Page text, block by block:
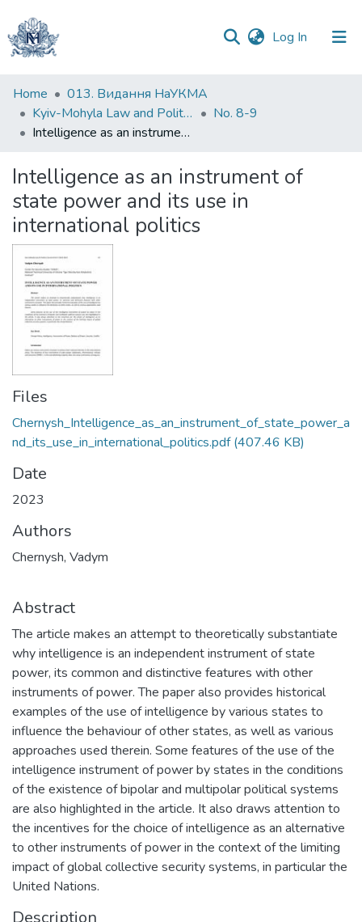
Log In (current)
Communities
&
Collections
Statistics
Home
013. Видання НаУКМА
Kyiv-Mohyla Law and Politics Journal
No. 8-9
Intelligence as an instrument of state power and its use in international politics
Intelligence as an instrument of
state power and its use in
international politics
Files
Chernysh_Intelligence_as_an_instrument_of_state_power_a
nd_its_use_in_international_politics.pdf(407.46 KB)
Date
2023
Authors
Chernysh, Vadym
Abstract
The article makes an attempt to theoretically substantiate
why intelligence is an independent instrument of state
power, its common and distinctive features with other
instruments of power. The paper also provides historical
examples of the use of intelligence by various states to
influence the behaviour of other states, as well as various
approaches used therein. Some features of the use of the
intelligence instrument of power by states in the conditions
of the existence of bipolar and multipolar political systems
are also highlighted in the article. It also draws attention to
the incentives for the choice of intelligence as an alternative
to other instruments of power in the context of the limiting
impact of global collective security systems, in particular the
United Nations.
Description